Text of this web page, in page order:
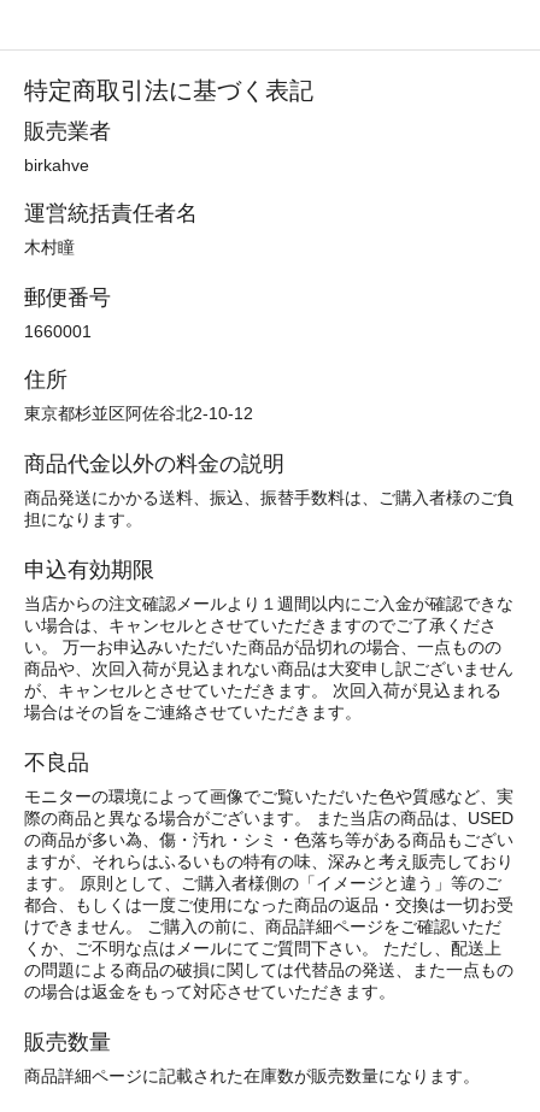
特定商取引法に基づく表記
販売業者
birkahve
運営統括責任者名
木村瞳
郵便番号
1660001
住所
東京都杉並区阿佐谷北2-10-12
商品代金以外の料金の説明
商品発送にかかる送料、振込、振替手数料は、ご購入者様のご負
担になります。
申込有効期限
当店からの注文確認メールより１週間以内にご入金が確認できな
い場合は、キャンセルとさせていただきますのでご了承くださ
い。 万一お申込みいただいた商品が品切れの場合、一点ものの
商品や、次回入荷が見込まれない商品は大変申し訳ございません
が、キャンセルとさせていただきます。 次回入荷が見込まれる
場合はその旨をご連絡させていただきます。
不良品
モニターの環境によって画像でご覧いただいた色や質感など、実
際の商品と異なる場合がございます。 また当店の商品は、USED
の商品が多い為、傷・汚れ・シミ・色落ち等がある商品もござい
ますが、それらはふるいもの特有の味、深みと考え販売しており
ます。 原則として、ご購入者様側の「イメージと違う」等のご
都合、もしくは一度ご使用になった商品の返品・交換は一切お受
けできません。 ご購入の前に、商品詳細ページをご確認いただ
くか、ご不明な点はメールにてご質問下さい。 ただし、配送上
の問題による商品の破損に関しては代替品の発送、また一点もの
の場合は返金をもって対応させていただきます。
販売数量
商品詳細ページに記載された在庫数が販売数量になります。